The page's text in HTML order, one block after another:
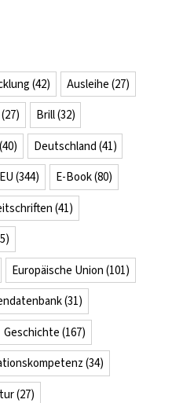
(42) Ausleihe (27)
Brill(32)
Deutschland (41)
(344) E-Book(80)
(41)
Europäische Union (101)
(31)
Geschichte (167)
(34)
(27)